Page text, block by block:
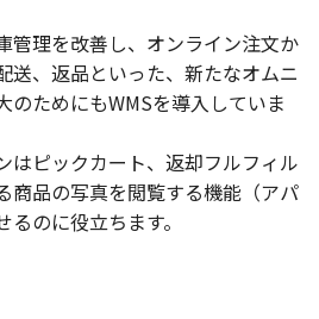
管理を改善し、オンライン注文か
送、返品といった、新たなオムニ
のためにもWMSを導入していま
はピックカート、返却フルフィル
商品の写真を閲覧する機能（アパ
のに役立ちます。